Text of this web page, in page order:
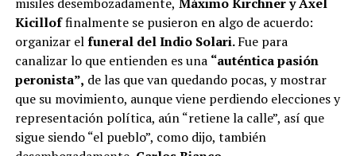
Kicilloffinalmente se pusieron en algo de acuerdo:
organizar elfuneral del Indio Solari.Fue para
canalizar lo que entienden es una “auténtica pasión
peronista”, de las que van quedando pocas, y mostrar
que su movimiento, aunque viene perdiendo elecciones y
representación política, aún “retiene la calle”, así que
sigue siendo “el pueblo”, como dijo, también